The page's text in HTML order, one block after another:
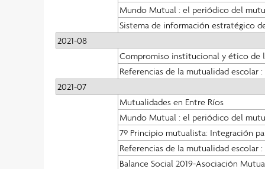
Mundo Mutual : el periódico del
Sistema de información estratégico
2021-08
Compromiso institucional y ético de
Referencias de la mutualidad escolar
2021-07
Mutualidades en Entre Ríos
Mundo Mutual : el periódico del
7º Principio mutualista: Integración
Referencias de la mutualidad escolar
Balance Social 2019-Asociación